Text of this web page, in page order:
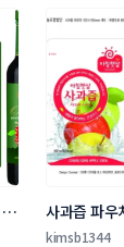
사과즙 파우
kimsb1344